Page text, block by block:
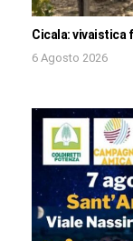
Cicala: vivaistica
6 Agosto 2026